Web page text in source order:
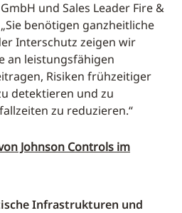
und Sales Leader Fire &
benötigen ganzheitliche
Interschutz zeigen wir
an leistungsfähigen
Risiken frühzeitiger
detektieren und zu
zu reduzieren.“
Johnson Controls im
Infrastrukturen und